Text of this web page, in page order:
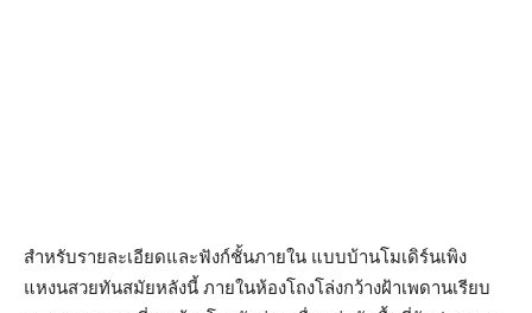
สำหรับรายละเอียดและฟังก์ชั้นภายใน แบบบ้านโมเดิร์นเพิง
แหงนสวยทันสมัยหลังนี้ ภายในห้องโถงโล่งกว้างฝ้าเพดานเรียบ